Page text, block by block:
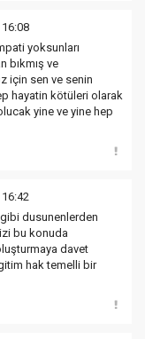
yoksunları
bıkmış ve
için sen ve senin
hayatin kötüleri olarak
yine ve yine hep
dusunenlerden
bu konuda
davet
hak temelli bir